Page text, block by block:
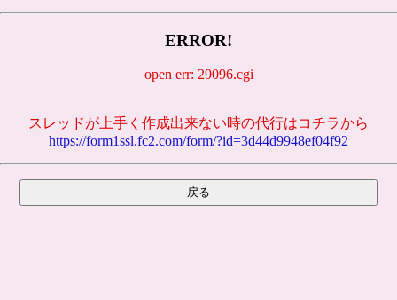
ERROR!
open err: 29096.cgi
スレッドが上手く作成出来ない時の代行はコチラから
https://form1ssl.fc2.com/form/?id=3d44d9948ef04f92